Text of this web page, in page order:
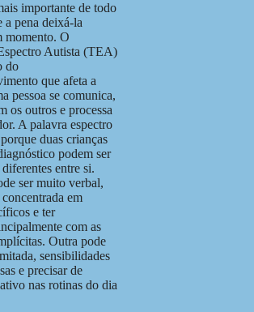
importante de todo
a pena deixá-la
momento. O
Autista (TEA)
do
que afeta a
pessoa se comunica,
os outros e processa
A palavra espectro
duas crianças
podem ser
entre si.
ser muito verbal,
em
e ter
com as
Outra pode
sensibilidades
e precisar de
nas rotinas do dia